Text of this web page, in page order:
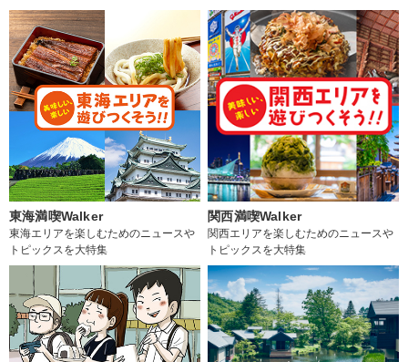
東海満喫Walker
東海エリアを楽しむためのニュースや
トピックスを大特集
関西満喫Walker
関西エリアを楽しむためのニュースや
トピックスを大特集